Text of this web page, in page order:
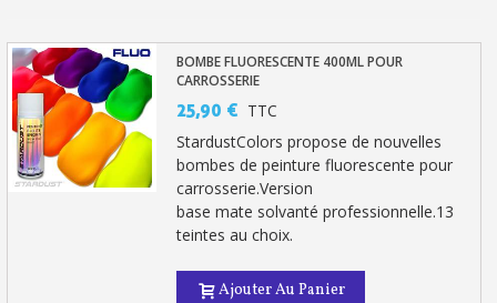
BOMBE FLUORESCENTE 400ML POUR
CARROSSERIE
25,90 € TTC
StardustColors propose de nouvelles
bombes de peinture fluorescente pour
carrosserie.Version
base mate solvanté professionnelle.13
teintes au choix.
Ajouter Au Panier